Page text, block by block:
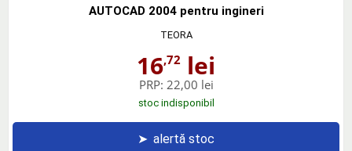
AUTOCAD 2004 pentru ingineri
TEORA
16,72 lei
PRP: 22,00 lei
stoc indisponibil
➤ alertă stoc